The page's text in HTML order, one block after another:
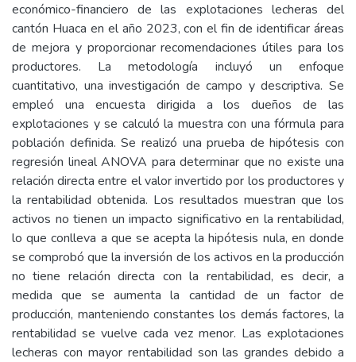
económico-financiero de las explotaciones lecheras del
cantón Huaca en el año 2023, con el fin de identificar áreas
de mejora y proporcionar recomendaciones útiles para los
productores. La metodología incluyó un enfoque
cuantitativo, una investigación de campo y descriptiva. Se
empleó una encuesta dirigida a los dueños de las
explotaciones y se calculó la muestra con una fórmula para
población definida. Se realizó una prueba de hipótesis con
regresión lineal ANOVA para determinar que no existe una
relación directa entre el valor invertido por los productores y
la rentabilidad obtenida. Los resultados muestran que los
activos no tienen un impacto significativo en la rentabilidad,
lo que conlleva a que se acepta la hipótesis nula, en donde
se comprobó que la inversión de los activos en la producción
no tiene relación directa con la rentabilidad, es decir, a
medida que se aumenta la cantidad de un factor de
producción, manteniendo constantes los demás factores, la
rentabilidad se vuelve cada vez menor. Las explotaciones
lecheras con mayor rentabilidad son las grandes debido a